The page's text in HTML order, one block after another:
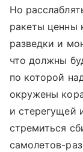
Но
ракеты ценны
разведки и
что должны
по которой
окружены
и стерегущей
стремиться
самолетов-